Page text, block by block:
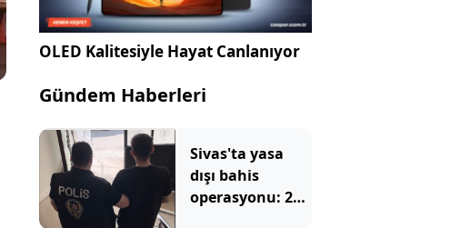
OLED Kalitesiyle Hayat Canlanıyor
Gündem Haberleri
Sivas'ta yasa
dışı bahis
operasyonu: 2